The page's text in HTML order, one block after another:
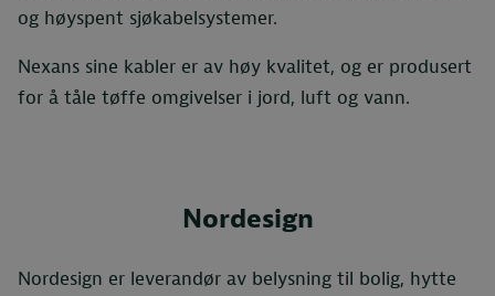
og høyspent sjøkabelsystemer.
Nexans sine kabler er av høy kvalitet, og er produsert
for å tåle tøffe omgivelser i jord, luft og vann.
Nordesign
Nordesign er leverandør av belysning til bolig, hytte